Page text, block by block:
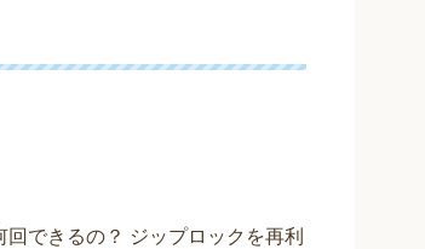
できるの？ ジップロックを再利